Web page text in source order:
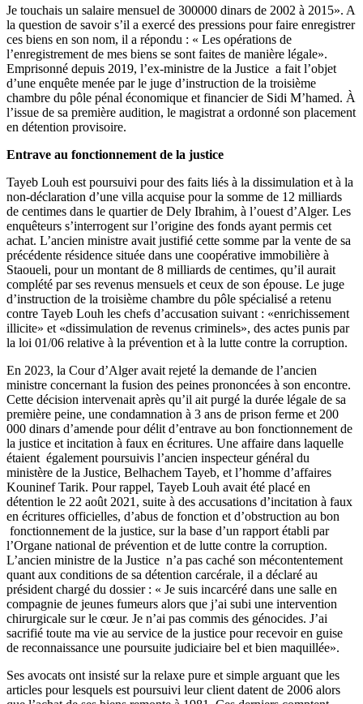
Je touchais un salaire mensuel de 300000 dinars de 2002 à 2015». A
la question de savoir s’il a exercé des pressions pour faire enregistrer
ces biens en son nom, il a répondu : « Les opérations de
l’enregistrement de mes biens se sont faites de manière légale».
Emprisonné depuis 2019, l’ex-ministre de la Justice a fait l’objet
d’une enquête menée par le juge d’instruction de la troisième
chambre du pôle pénal économique et financier de Sidi M’hamed. À
l’issue de sa première audition, le magistrat a ordonné son placement
en détention provisoire.
Entrave au fonctionnement de la justice
Tayeb Louh est poursuivi pour des faits liés à la dissimulation et à la
non-déclaration d’une villa acquise pour la somme de 12 milliards
de centimes dans le quartier de Dely Ibrahim, à l’ouest d’Alger. Les
enquêteurs s’interrogent sur l’origine des fonds ayant permis cet
achat. L’ancien ministre avait justifié cette somme par la vente de sa
précédente résidence située dans une coopérative immobilière à
Staoueli, pour un montant de 8 milliards de centimes, qu’il aurait
complété par ses revenus mensuels et ceux de son épouse. Le juge
d’instruction de la troisième chambre du pôle spécialisé a retenu
contre Tayeb Louh les chefs d’accusation suivant : «enrichissement
illicite» et «dissimulation de revenus criminels», des actes punis par
la loi 01/06 relative à la prévention et à la lutte contre la corruption.
En 2023, la Cour d’Alger avait rejeté la demande de l’ancien
ministre concernant la fusion des peines prononcées à son encontre.
Cette décision intervenait après qu’il ait purgé la durée légale de sa
première peine, une condamnation à 3 ans de prison ferme et 200
000 dinars d’amende pour délit d’entrave au bon fonctionnement de
la justice et incitation à faux en écritures. Une affaire dans laquelle
étaient également poursuivis l’ancien inspecteur général du
ministère de la Justice, Belhachem Tayeb, et l’homme d’affaires
Kouninef Tarik. Pour rappel, Tayeb Louh avait été placé en
détention le 22 août 2021, suite à des accusations d’incitation à faux
en écritures officielles, d’abus de fonction et d’obstruction au bon
fonctionnement de la justice, sur la base d’un rapport établi par
l’Organe national de prévention et de lutte contre la corruption.
L’ancien ministre de la Justice n’a pas caché son mécontentement
quant aux conditions de sa détention carcérale, il a déclaré au
président chargé du dossier : « Je suis incarcéré dans une salle en
compagnie de jeunes fumeurs alors que j’ai subi une intervention
chirurgicale sur le cœur. Je n’ai pas commis des génocides. J’ai
sacrifié toute ma vie au service de la justice pour recevoir en guise
de reconnaissance une poursuite judiciaire bel et bien maquillée».
Ses avocats ont insisté sur la relaxe pure et simple arguant que les
articles pour lesquels est poursuivi leur client datent de 2006 alors